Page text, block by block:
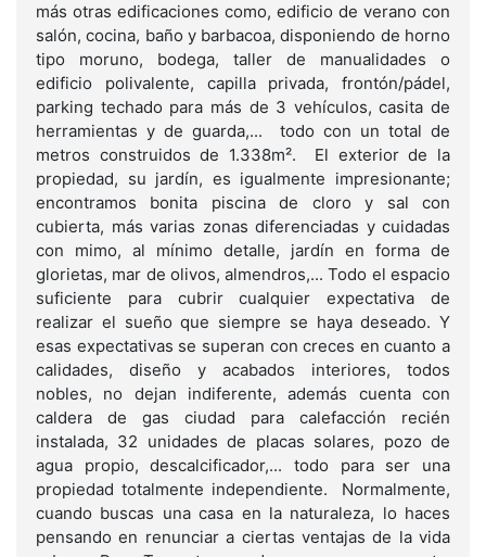
más otras edificaciones como, edificio de verano con
salón, cocina, baño y barbacoa, disponiendo de horno
tipo moruno, bodega, taller de manualidades o
edificio polivalente, capilla privada, frontón/pádel,
parking techado para más de 3 vehículos, casita de
herramientas y de guarda,... todo con un total de
metros construidos de 1.338m². El exterior de la
propiedad, su jardín, es igualmente impresionante;
encontramos bonita piscina de cloro y sal con
cubierta, más varias zonas diferenciadas y cuidadas
con mimo, al mínimo detalle, jardín en forma de
glorietas, mar de olivos, almendros,... Todo el espacio
suficiente para cubrir cualquier expectativa de
realizar el sueño que siempre se haya deseado. Y
esas expectativas se superan con creces en cuanto a
calidades, diseño y acabados interiores, todos
nobles, no dejan indiferente, además cuenta con
caldera de gas ciudad para calefacción recién
instalada, 32 unidades de placas solares, pozo de
agua propio, descalcificador,... todo para ser una
propiedad totalmente independiente. Normalmente,
cuando buscas una casa en la naturaleza, lo haces
pensando en renunciar a ciertas ventajas de la vida